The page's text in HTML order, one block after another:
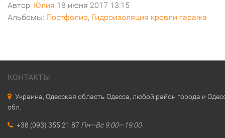
Автор: Юлия 18 июня 2017 13:15
Альбомы: Портфолио, Гидроизоляция кровли гаража
КОНТАКТЫ
Украина, Одесская область Одесса, любой район города и
обл.
+38 (093) 355 21 87 Пн—Вс 9:00—19:00